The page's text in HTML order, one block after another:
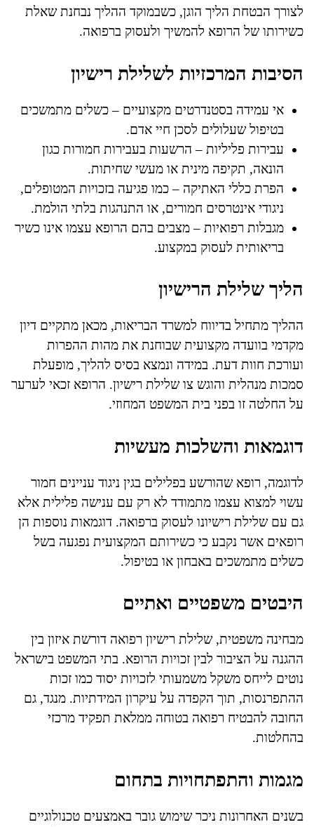
לצורך הבטחת הליך הוגן, כשבמוקד ההליך נבחנת שאלת
כשירותו של הרופא להמשיך ולעסוק ברפואה.
הסיבות המרכזיות לשלילת רישיון
אי עמידה בסטנדרטים מקצועיים – כשלים מתמשכים
בטיפול שעלולים לסכן חיי אדם.
עבירות פליליות – הרשעות בעבירות חמורות כגון
הונאה, תקיפה מינית או מעשי שחיתות.
הפרת כללי האתיקה – כמו פגיעה בזכויות המטופלים,
ניגודי אינטרסים חמורים, או התנהגות בלתי הולמת.
מגבלות רפואיות – מצבים בהם הרופא עצמו אינו כשיר
בריאותית לעסוק במקצוע.
הליך שלילת הרישיון
ההליך מתחיל בדיווח למשרד הבריאות, מכאן מתקיים דיון
מקדמי בוועדה מקצועית שבוחנת את מהות ההפרות
ועורכת חוות דעת. במידה ונמצא בסיס להליך, מופעלת
סמכות מנהלית והוגש צו שלילת רישיון. הרופא זכאי לערער
על החלטה זו בפני בית המשפט המחוזי.
דוגמאות והשלכות מעשיות
לדוגמה, רופא שהורשע בפלילים בגין ניגוד עניינים חמור
עשוי למצוא עצמו מתמודד לא רק עם ענישה פלילית אלא
גם עם שלילת רישיונו לעסוק ברפואה. דוגמאות נוספות הן
רופאים אשר נקבע כי כשירותם המקצועית נפגעה בשל
כשלים מתמשכים באבחון או בטיפול.
היבטים משפטיים ואתיים
מבחינה משפטית, שלילת רישיון רפואה דורשת איזון בין
ההגנה על הציבור לבין זכויות הרופא. בתי המשפט בישראל
נוטים לייחס משקל משמעותי לזכויות יסוד כמו זכות
ההתפרנסות, תוך הקפדה על עיקרון המידתיות. מנגד, גם
החובה להבטיח רפואה בטוחה ממלאת תפקיד מרכזי
בהחלטות.
מגמות והתפתחויות בתחום
בשנים האחרונות ניכר שימוש גובר באמצעים טכנולוגיים